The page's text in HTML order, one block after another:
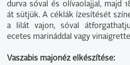
durva sóval és olívaolajjal, majd
át sütjük. A céklák ízesítését
a lilát vajon, sóval
ecetes marináddal vagy
Vaszabis majonéz elkészítése: